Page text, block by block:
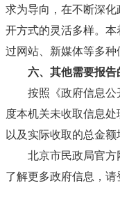
求为导向，在不断深
开方式的灵活多样。
过网站、新媒体等多种
六、其他需要报告
按照《政府信息公
度本机关未收取信息处
以及实际收取的总金额
北京市民政局官方网
了解更多政府信息，请